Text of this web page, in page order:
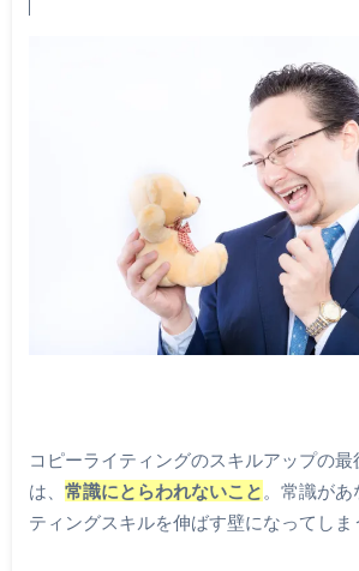
コピーライティングのスキルアップの
は、 常識にとらわれないこと 。常識があ
ティングスキルを伸ばす壁になってしま